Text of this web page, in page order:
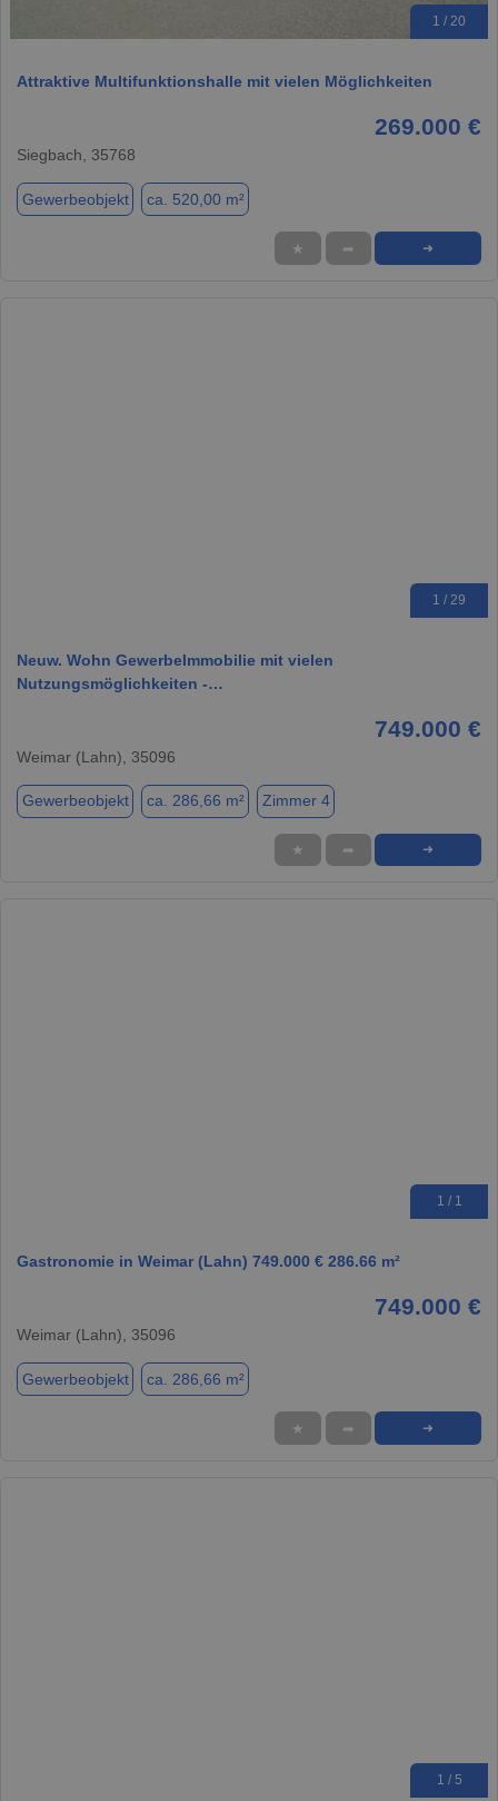
1 / 20
Attraktive Multifunktionshalle mit vielen Möglichkeiten
269.000 €
Siegbach, 35768
Gewerbeobjekt ca. 520,00 m²
★ ➦ ➜
1 / 29
Neuw. Wohn GewerbeImmobilie mit vielen
Nutzungsmöglichkeiten -…
749.000 €
Weimar (Lahn), 35096
Gewerbeobjekt ca. 286,66 m² Zimmer 4
★ ➦ ➜
1 / 1
Gastronomie in Weimar (Lahn) 749.000 € 286.66 m²
749.000 €
Weimar (Lahn), 35096
Gewerbeobjekt ca. 286,66 m²
★ ➦ ➜
1 / 5